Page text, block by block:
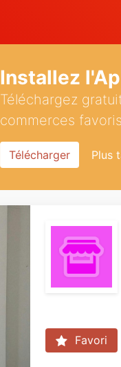
Installez
Téléchargez
commerces
Télécharger Plus
Favori